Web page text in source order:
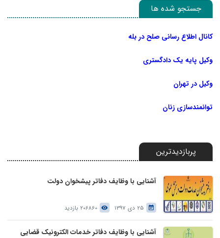
جستجو شده ها
کانال اطلاع رسانی صلح در بله
وکیل پایه یک دادگستری
وکیل در تهران
توانمندسازی زنان
پربازدیدترین
آشنایی با وظایف دفاتر پیشخوان دولت
25 دی 1397 206860 بازدید
آشنایی با وظایف دفاتر خدمات الکترونیک قضایی